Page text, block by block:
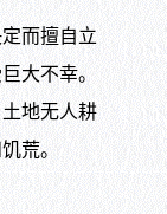
而擅自立
大不幸。
地无人耕
荒。